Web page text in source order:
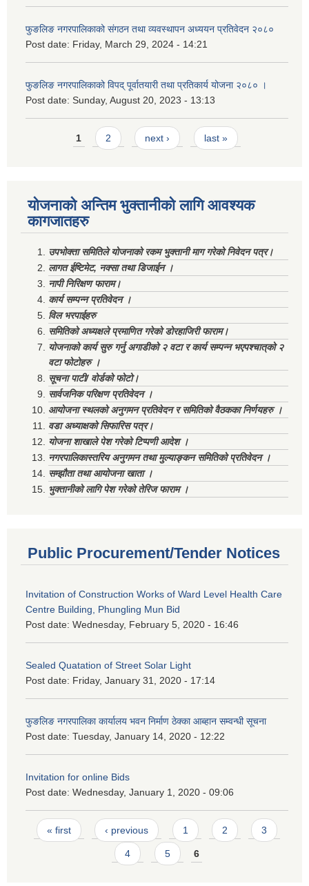
फुङलिङ नगरपालिकाको संगठन तथा व्यवस्थापन अध्ययन प्रतिवेदन २०८०
Post date: Friday, March 29, 2024 - 14:21
फुङलिङ नगरपालिकाको विपद् पूर्वातयारी तथा प्रतिकार्य योजना २०८० ।
Post date: Sunday, August 20, 2023 - 13:13
Pages1 2 next › last »
योजनाको अन्तिम भुक्तानीको लागि आवश्यक
कागजातहरु
उपभोक्ता समितिले योजनाको रकम भुक्तानी माग गरेको निवेदन पत्र।
लागत ईष्टिमेट, नक्सा तथा डिजाईन ।
नापी निरिक्षण फाराम।
कार्य सम्पन्न प्रतिवेदन ।
विल भरपाईहरु
समितिको अध्यक्षले प्रमाणित गरेको डोरहाजिरी फाराम।
योजनाको कार्य सुरु गर्नु अगाडीको २ वटा र कार्य सम्पन्न भएपश्चात्‌को २
वटा फोटोहरु ।
सूचना पाटी/ वोर्डको फोटो।
सार्वजनिक परिक्षण प्रतिवेदन ।
आयोजना स्थलको अनुगमन प्रतिवेदन र समितिको वैठकका निर्णयहरु ।
वडा अध्याक्षको सिफारिस पत्र।
योजना शाखाले पेश गरेको टिप्पणी आदेश ।
नगरपालिकास्तरिय अनुगमन तथा मुल्याङ्कन समितिको प्रतिवेदन ।
सम्झौता तथा आयोजना खाता ।
भुक्तानीको लागि पेश गरेको तेरिज फाराम ।
Public Procurement/Tender Notices
Invitation of Construction Works of Ward Level Health Care
Centre Building, Phungling Mun Bid
Post date: Wednesday, February 5, 2020 - 16:46
Sealed Quatation of Street Solar Light
Post date: Friday, January 31, 2020 - 17:14
फुङलिङ नगरपालिका कार्यालय भवन निर्माण ठेक्का आब्हान सम्वन्धी सूचना
Post date: Tuesday, January 14, 2020 - 12:22
Invitation for online Bids
Post date: Wednesday, January 1, 2020 - 09:06
Pages
« first ‹ previous 1 2 3
4 5 6